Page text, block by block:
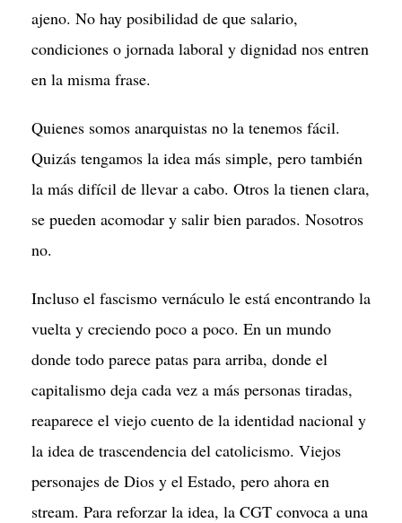
ajeno. No hay posibilidad de que salario,
condiciones o jornada laboral y dignidad nos entren
en la misma frase.
Quienes somos anarquistas no la tenemos fácil.
Quizás tengamos la idea más simple, pero también
la más difícil de llevar a cabo. Otros la tienen clara,
se pueden acomodar y salir bien parados. Nosotros
no.
Incluso el fascismo vernáculo le está encontrando la
vuelta y creciendo poco a poco. En un mundo
donde todo parece patas para arriba, donde el
capitalismo deja cada vez a más personas tiradas,
reaparece el viejo cuento de la identidad nacional y
la idea de trascendencia del catolicismo. Viejos
personajes de Dios y el Estado, pero ahora en
stream. Para reforzar la idea, la CGT convoca a una